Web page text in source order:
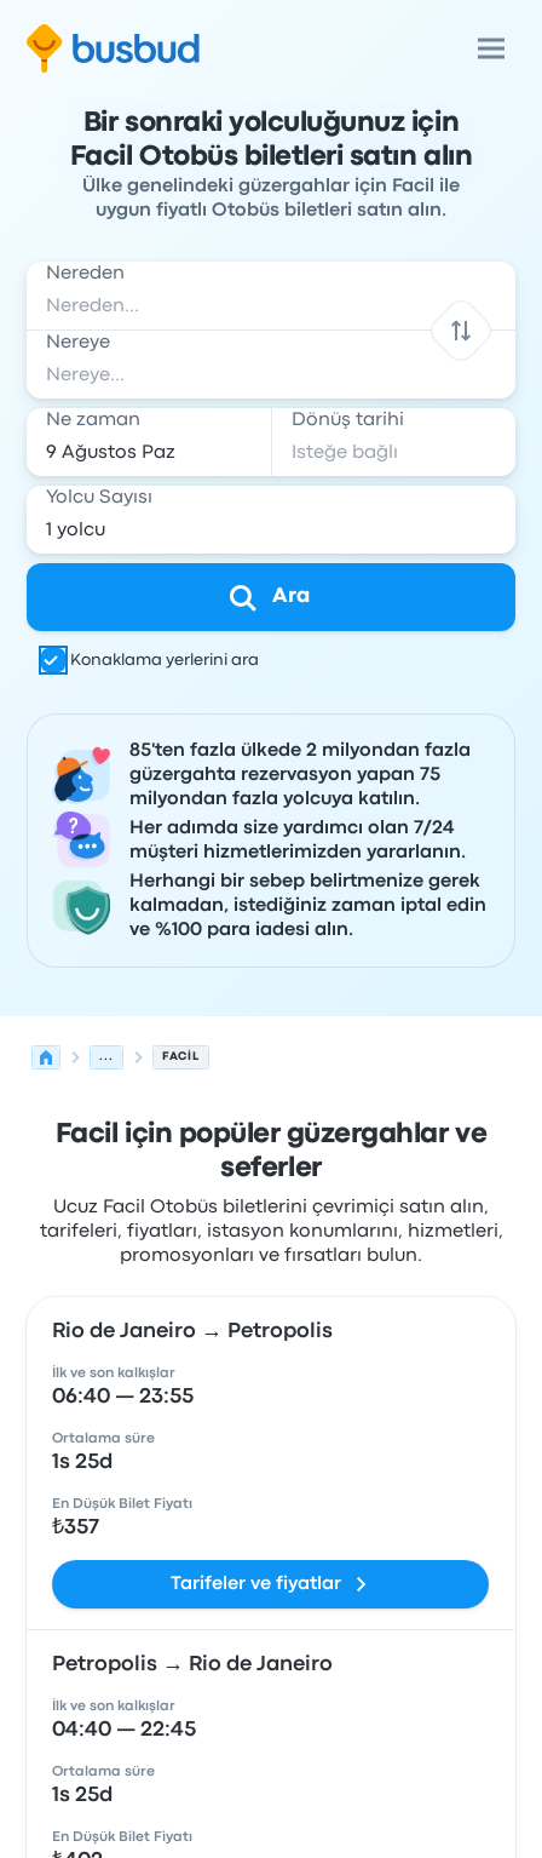
Bir sonraki yolculuğunuz için
Facil Otobüs biletleri satın alın
Ülke genelindeki güzergahlar için Facil ile
uygun fiyatlı Otobüs biletleri satın alın.
Nereden
Nereye
Ne zaman Dönüş tarihi
Yolcu Sayısı
Ara
Konaklama yerlerini ara
85'ten fazla ülkede 2 milyondan fazla
güzergahta rezervasyon yapan 75
milyondan fazla yolcuya katılın.
Her adımda size yardımcı olan 7/24
müşteri hizmetlerimizden yararlanın.
Herhangi bir sebep belirtmenize gerek
kalmadan, istediğiniz zaman iptal edin
ve %100 para iadesi alın.
... FACIL
Facil için popüler güzergahlar ve
seferler
Ucuz Facil Otobüs biletlerini çevrimiçi satın alın,
tarifeleri, fiyatları, istasyon konumlarını, hizmetleri,
promosyonları ve fırsatları bulun.
Rio de Janeiro → Petropolis
İlk ve son kalkışlar
06:40 — 23:55
Ortalama süre
1s 25d
En Düşük Bilet Fiyatı
₺357
Tarifeler ve fiyatlar
Petropolis → Rio de Janeiro
İlk ve son kalkışlar
04:40 — 22:45
Ortalama süre
1s 25d
En Düşük Bilet Fiyatı